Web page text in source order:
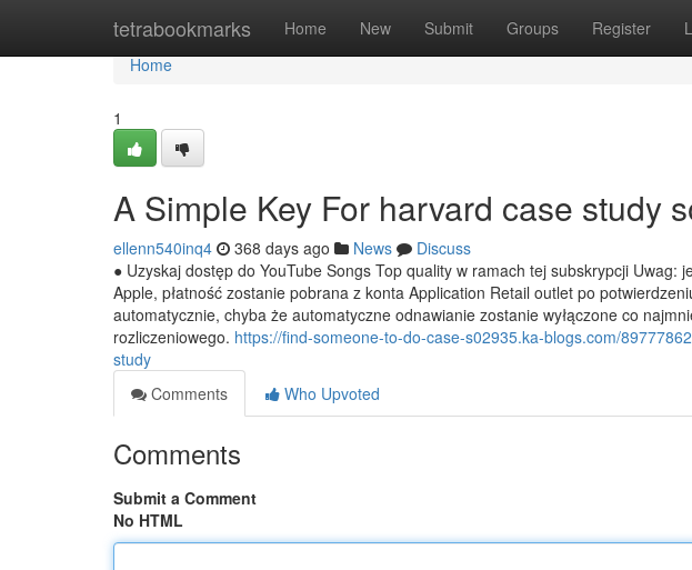
tetrabookmarks Home New Submit Groups Register
Home
Home
1
A Simple Key For harvard case study
ellenn540inq4 368 days ago News
Discuss
● Uzyskaj dostęp do YouTube Songs Top quality w ramach tej subskrypcji Uwag:
Apple, płatność zostanie pobrana z konta Application Retail outlet po
automatycznie, chyba że automatyczne odnawianie zostanie wyłączone co
rozliczeniowego. https://find-someone-to-do-case-s02935.ka-blogs.com/
study
Comments
Who Upvoted
Comments
Submit a Comment
No HTML